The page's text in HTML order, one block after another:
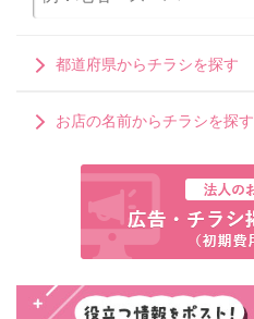
都道府県からチラシを探す
お店の名前からチラシを探す